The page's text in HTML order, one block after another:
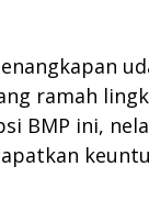
ramah
BMP ini,